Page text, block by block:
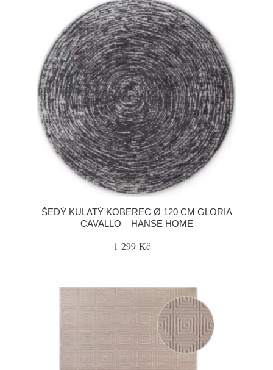
ŠEDÝ KULATÝ KOBEREC Ø 120 CM GLORIA
CAVALLO – HANSE HOME
1 299 Kč